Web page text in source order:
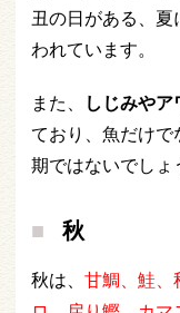
丑の日がある、
われています。
また、 しじみや
ており、魚だけ
期ではないでしょ
秋
秋は、 甘鯛、鮭、